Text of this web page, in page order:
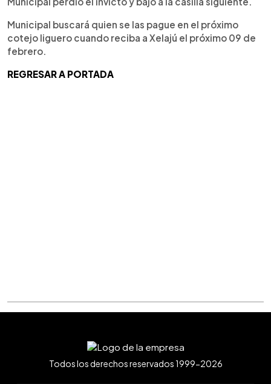
Municipal buscará quien se las pague en el próximo
cotejo liguero cuando reciba a Xelajú el próximo 09 de
febrero.
REGRESAR A PORTADA
Todos los derechos reservados 1999-2026